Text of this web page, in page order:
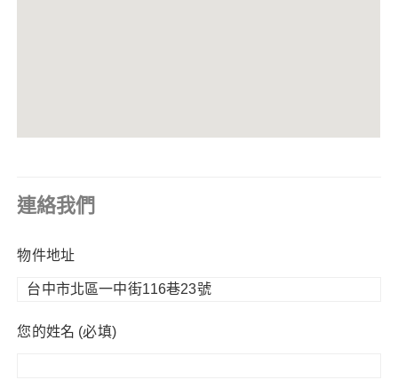
連絡我們
物件地址
您的姓名 (必填)